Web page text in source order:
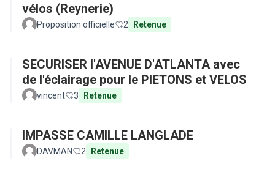
vélos (Reynerie)
Proposition officielle 2 Retenue
SECURISER l'AVENUE D'ATLANTA avec
de l'éclairage pour le PIETONS et VELOS
vincent 3 Retenue
IMPASSE CAMILLE LANGLADE
DAVMAN 2 Retenue